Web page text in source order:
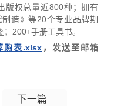
版权总量近800种；拥有
造》等20个专业品牌期
200+手册工具书。
购表.xlsx ，发送至邮箱
下一篇